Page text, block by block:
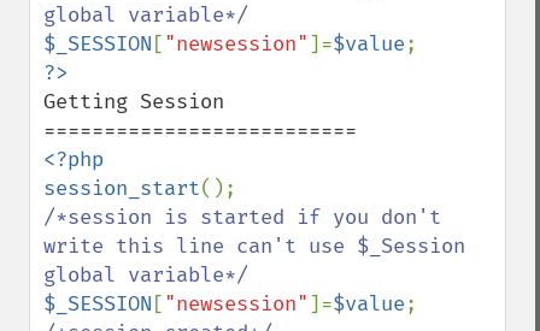
$_SESSION ["newsession"]=$value
Getting Session
<?php
session_start
/*session is started if you don't
write this line can't use $_Session
$_SESSION ["newsession"]=$value